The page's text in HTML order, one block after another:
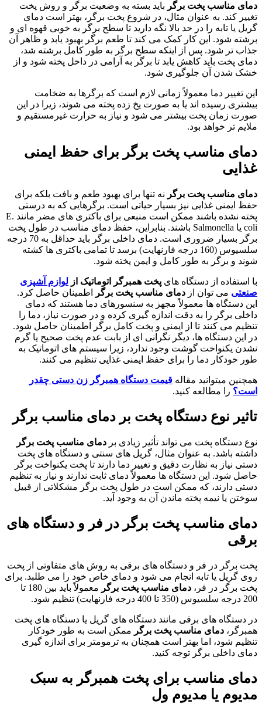
دمای مناسب پخت برگر باید بسته به وضعیت برگر و روش پخت
تغییر کند. به عنوان مثال، در شروع پخت برگر، بهتر است دمای
گریل یا تابه را در حد بالا نگه دارید تا سطح برگر به خوبی قهوه ای و
برشته شود. این کار کمک می کند تا طعم برگر بهبود یابد و ظاهر آن
جذاب تر شود. پس از اینکه سطح برگر به طور کامل برشته شد،
دمای پخت باید کاهش یابد تا برگر به آرامی در داخل پخته شود و از
خشک شدن آن جلوگیری شود.
این تغییر دما معمولاً زمانی لازم است که برگرها به ضخامت
بیشتری رسیده اند یا به صورت یخ زده پخته می شوند، زیرا در این
صورت زمان پخت بیشتر می شود و نیاز به حرارت غیرمستقیم و
ملایم تر خواهد بود.
دمای مناسب پخت برگر برای حفظ ایمنی
غذایی
دمای مناسب پخت برگر نه تنها برای بهبود طعم و بافت بلکه برای
حفظ ایمنی غذایی نیز بسیار حیاتی است. برگرهایی که به درستی
پخته نشده باشند ممکن است منبعی برای باکتری های مضر مانند E.
coli یا Salmonella باشند. بنابراین، حفظ دمای مناسب در طول پخت
برگر بسیار ضروری است. دمای داخلی برگر باید حداقل به 70 درجه
سلسیوس (160 درجه فارنهایت) برسد تا تمامی باکتری ها کشته
شوند و برگر به طور کامل و ایمن پخته شود.
با استفاده از دستگاه های پخت همبرگر اتوماتیک از لوازم آشپزی
صنعتی می توان از دمای مناسب پخت برگر
اطمینان حاصل کرد.
این دستگاه ها معمولاً مجهز به سنسورهای دما هستند که دمای
داخلی برگر را به دقت اندازه گیری کرده و در صورت نیاز، دما را
تنظیم می کنند تا از ایمنی و پخت کامل برگر اطمینان حاصل شود.
در این دستگاه ها، دیگر نگرانی ای از بابت عدم پخت صحیح یا گرم
نشدن یکنواخت گوشت وجود ندارد، زیرا سیستم های اتوماتیک به
طور خودکار دما را برای حفظ ایمنی غذایی تنظیم می کنند.
همچنین میتوانید مقاله قیمت دستگاه همبرگر زن دستی چقدر
است؟ را مطالعه کنید.
تاثیر نوع دستگاه پخت بر دمای مناسب برگر
نوع دستگاه پخت می تواند تأثیر زیادی بر دمای مناسب پخت برگر
داشته باشد. به عنوان مثال، گریل های سنتی و دستگاه های پخت
دستی نیاز به نظارت دقیق و تغییر دما دارند تا پخت یکنواخت برگر
حاصل شود. این دستگاه ها معمولاً دمای ثابت ندارند و نیاز به تنظیم
دستی دارند، که ممکن است در طول پخت برگر مشکلاتی از قبیل
سوختن یا نیمه پخته ماندن آن به وجود آید.
دمای مناسب پخت برگر در فر و دستگاه های
برقی
پخت برگر در فر و دستگاه های برقی به روش های متفاوتی از پخت
روی گریل یا تابه انجام می شود و دمای خاص خود را می طلبد. برای
پخت برگر در فر، دمای مناسب پخت برگر
معمولاً باید بین 180 تا
200 درجه سلسیوس (350 تا 400 درجه فارنهایت) تنظیم شود.
در دستگاه های برقی مانند دستگاه های گریل یا دستگاه های پخت
همبرگر، دمای مناسب پخت برگر ممکن است به طور خودکار
تنظیم شود، اما بهتر است همچنان به ترمومتر برای اندازه گیری
دمای داخلی برگر توجه کنید.
دمای مناسب برای پخت همبرگر به سبک
مدیوم یا مدیوم ول